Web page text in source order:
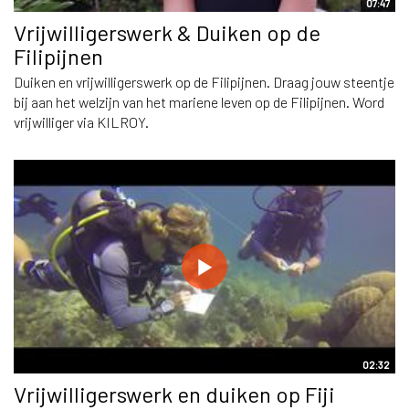
07:47
Vrijwilligerswerk & Duiken op de
Filipijnen
Duiken en vrijwilligerswerk op de Filipijnen. Draag jouw steentje
bij aan het welzijn van het mariene leven op de Filipijnen. Word
vrijwilliger via KILROY.
02:32
Vrijwilligerswerk en duiken op Fiji